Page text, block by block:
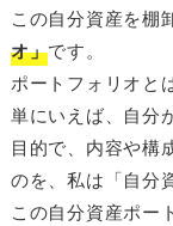
この自分資産を棚
オ」です。
ポートフォリオと
単にいえば、自分
目的で、内容や構
のを、私は「自分
この自分資産ポー